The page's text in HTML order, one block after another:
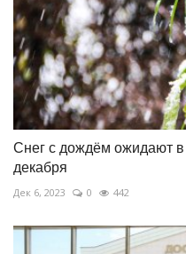
Снег с дождём ожидают
декабря
Дек 6, 2023 0 442